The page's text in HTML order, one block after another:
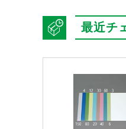
最近チ